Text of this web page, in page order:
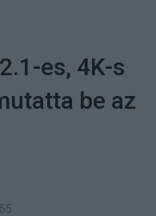
es, 4K-s
be az